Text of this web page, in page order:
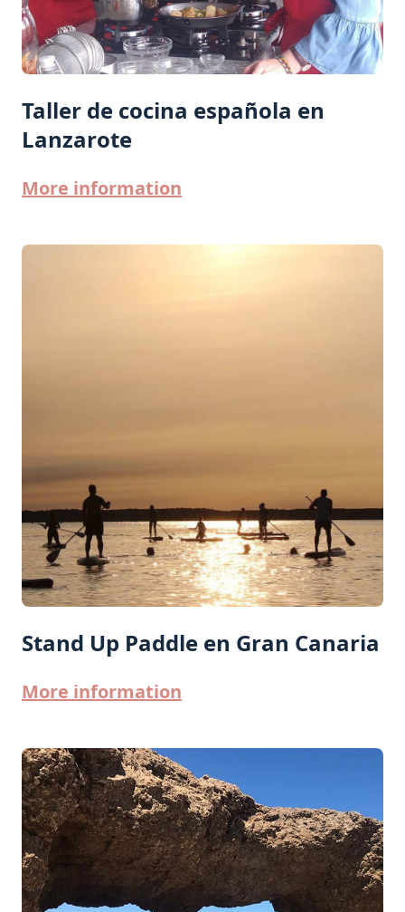
Taller de cocina española en
Lanzarote
More information
Stand Up Paddle en Gran Canaria
More information